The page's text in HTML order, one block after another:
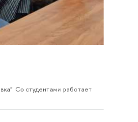
Со студентами работает